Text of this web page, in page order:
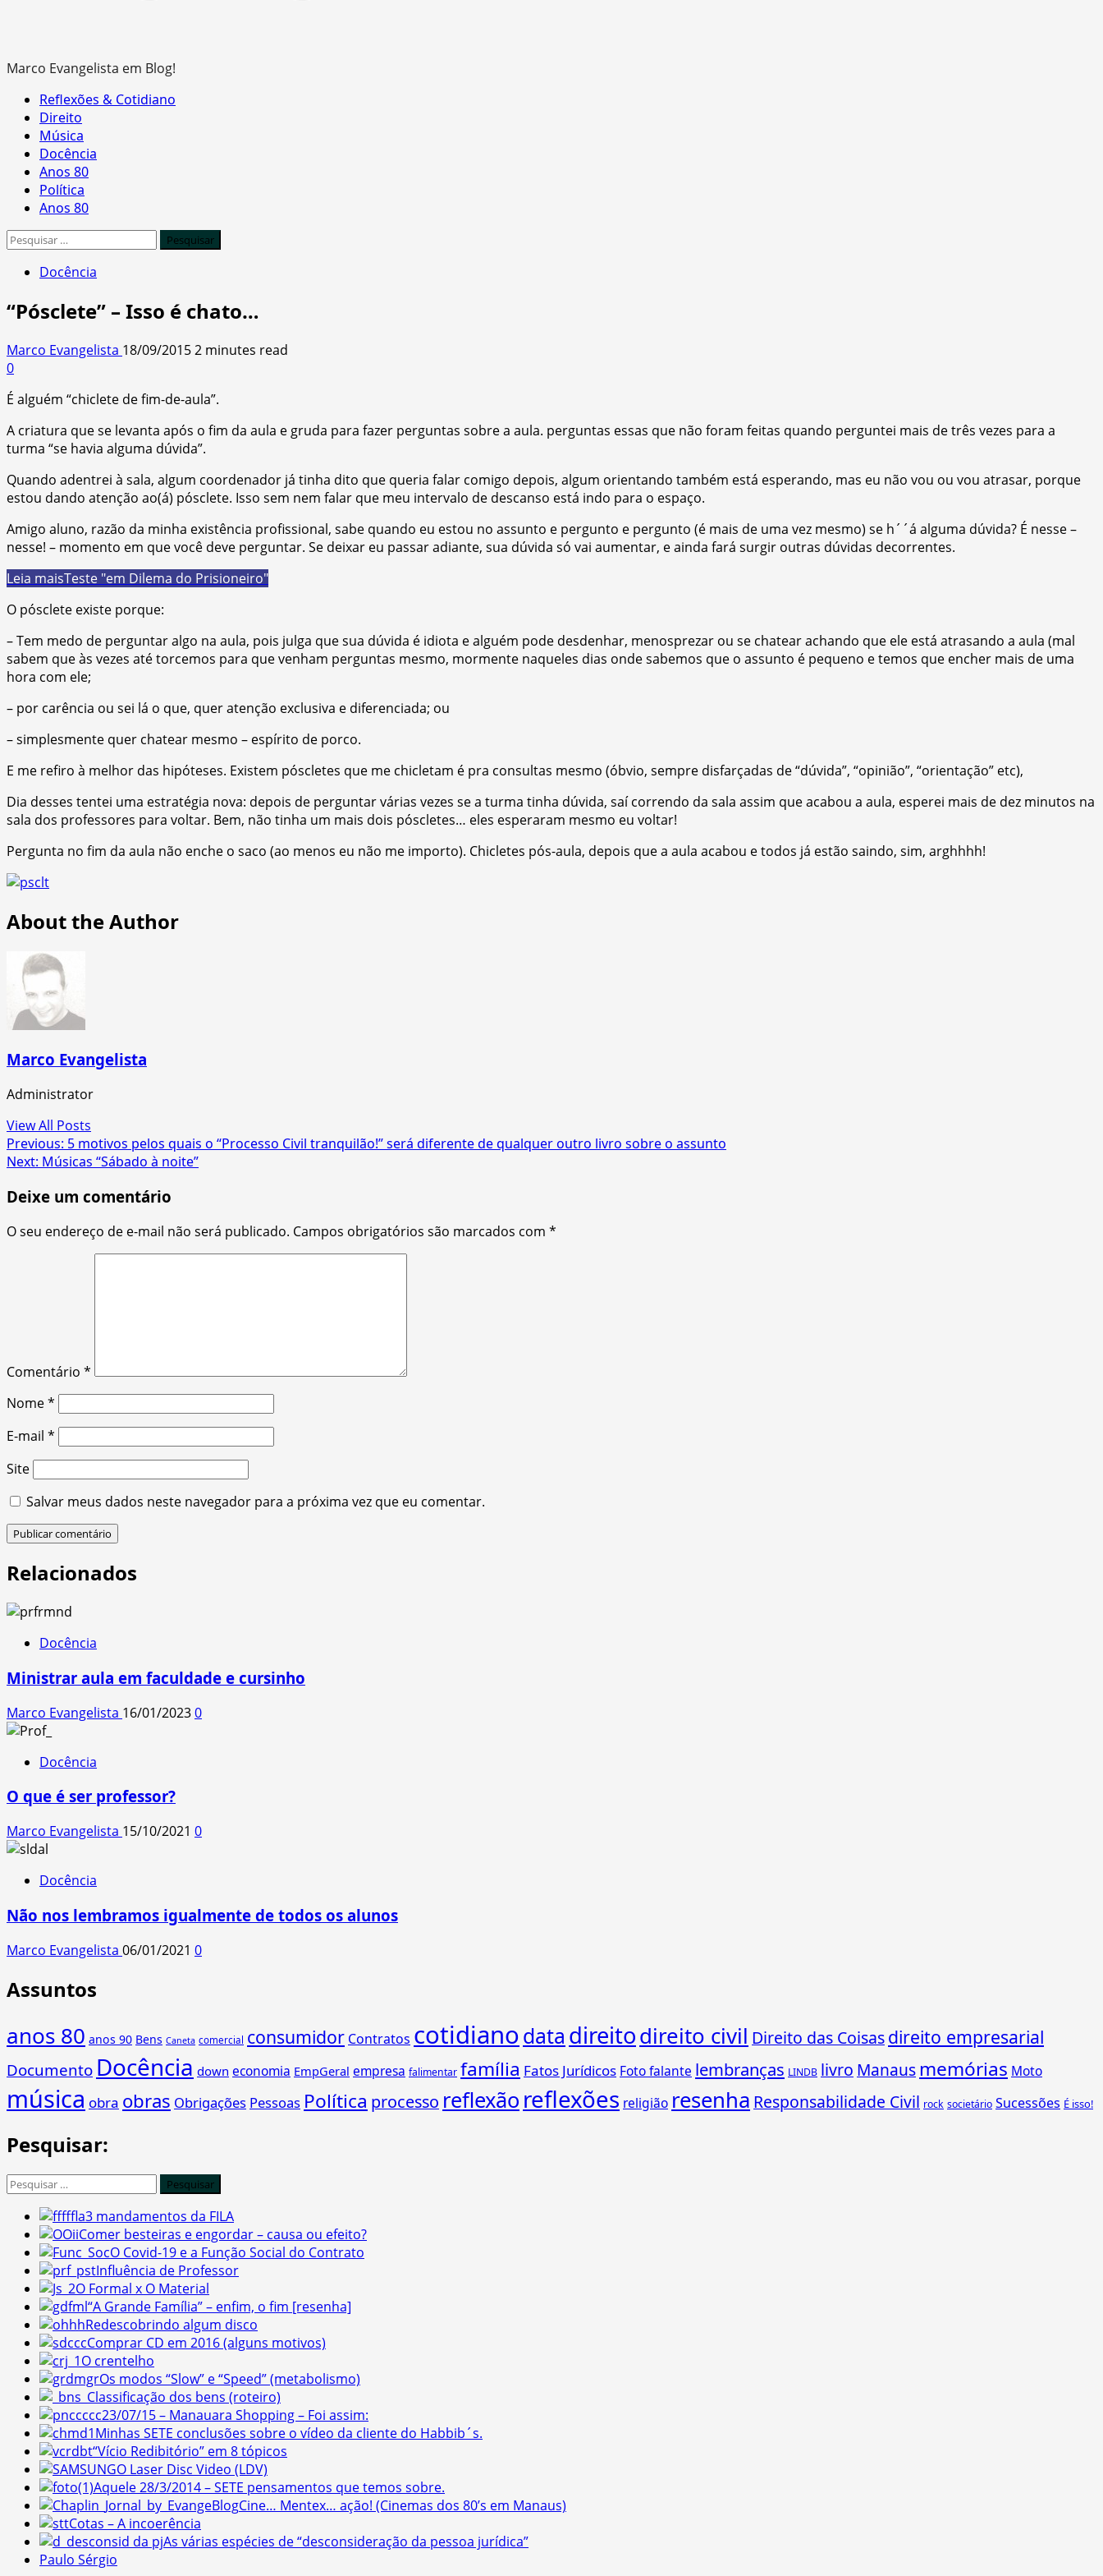
Marco Evangelista em Blog!
Primary
Menu
Reflexões & Cotidiano
Direito
Música
Docência
Anos 80
Política
Anos 80
Pesquisar
Docência
“Pósclete” – Isso é chato…
Marco Evangelista 18/09/20152 minutes read
0
É alguém “chiclete de fim-de-aula”.
A criatura que se levanta após o fim da aula e gruda para fazer perguntas sobre a aula. perguntas essas que não foram feitas quando perguntei mais de três vezes para a
turma “se havia alguma dúvida”.
Quando adentrei à sala, algum coordenador já tinha dito que queria falar comigo depois, algum orientando também está esperando, mas eu não vou ou vou atrasar, porque
estou dando atenção ao(á) pósclete. Isso sem nem falar que meu intervalo de descanso está indo para o espaço.
Amigo aluno, razão da minha existência profissional, sabe quando eu estou no assunto e pergunto e pergunto (é mais de uma vez mesmo) se h´´á alguma dúvida? É nesse –
nesse! – momento em que você deve perguntar. Se deixar eu passar adiante, sua dúvida só vai aumentar, e ainda fará surgir outras dúvidas decorrentes.
Leia maisTeste "em Dilema do Prisioneiro"
O pósclete existe porque:
– Tem medo de perguntar algo na aula, pois julga que sua dúvida é idiota e alguém pode desdenhar, menosprezar ou se chatear achando que ele está atrasando a aula (mal
sabem que às vezes até torcemos para que venham perguntas mesmo, mormente naqueles dias onde sabemos que o assunto é pequeno e temos que encher mais de uma
hora com ele;
– por carência ou sei lá o que, quer atenção exclusiva e diferenciada; ou
– simplesmente quer chatear mesmo – espírito de porco.
E me refiro à melhor das hipóteses. Existem póscletes que me chicletam é pra consultas mesmo (óbvio, sempre disfarçadas de “dúvida”, “opinião”, “orientação” etc),
Dia desses tentei uma estratégia nova: depois de perguntar várias vezes se a turma tinha dúvida, saí correndo da sala assim que acabou a aula, esperei mais de dez minutos na
sala dos professores para voltar. Bem, não tinha um mais dois póscletes… eles esperaram mesmo eu voltar!
Pergunta no fim da aula não enche o saco (ao menos eu não me importo). Chicletes pós-aula, depois que a aula acabou e todos já estão saindo, sim, arghhhh!
About the Author
Marco Evangelista
Administrator
View All Posts
Post
navigation
Previous: 5 motivos pelos quais o “Processo Civil tranquilão!” será diferente de qualquer outro livro sobre o assunto
Next: Músicas “Sábado à noite”
Deixe um comentário
O seu endereço de e-mail não será publicado. Campos obrigatórios são marcados com *
Comentário *
Nome*
E-mail *
Site
Salvar meus dados neste navegador para a próxima vez que eu comentar.
Relacionados
Docência
Ministrar aula em faculdade e cursinho
Marco Evangelista 16/01/20230
Docência
O que é ser professor?
Marco Evangelista 15/10/2021 0
Docência
Não nos lembramos igualmente de todos os alunos
Marco Evangelista 06/01/2021 0
Assuntos
anos 80 anos 90 Bens Caneta comercial consumidor Contratos cotidianodata direitodireito civil Direito das Coisasdireito empresarial
Documento Docência down economia EmpGeral empresa falimentar família Fatos Jurídicos Foto falante lembranças LINDB livro Manaus memórias Moto
música obra obras Obrigações Pessoas Política processo reflexão reflexões religião resenha Responsabilidade Civil rock societário Sucessões É isso!
Pesquisar:
Pesquisar
3 mandamentos da FILA
Comer besteiras e engordar – causa ou efeito?
O Covid-19 e a Função Social do Contrato
Influência de Professor
O Formal x O Material
“A Grande Família” – enfim, o fim [resenha]
Redescobrindo algum disco
Comprar CD em 2016 (alguns motivos)
O crentelho
Os modos “Slow” e “Speed” (metabolismo)
Classificação dos bens (roteiro)
23/07/15 – Manauara Shopping – Foi assim:
Minhas SETE conclusões sobre o vídeo da cliente do Habbib´s.
“Vício Redibitório” em 8 tópicos
O Laser Disc Video (LDV)
Aquele 28/3/2014 – SETE pensamentos que temos sobre.
Cine… Mentex… ação! (Cinemas dos 80’s em Manaus)
Cotas – A incoerência
As várias espécies de “desconsideração da pessoa jurídica”
Paulo Sérgio